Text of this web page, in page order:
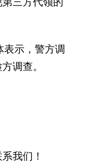
表示，警方调
调查。
我们！